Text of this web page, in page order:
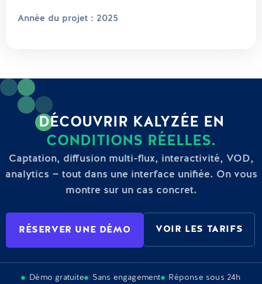
Année du projet : 2025
DÉCOUVRIR KALYZÉE EN
CONDITIONS RÉELLES.
Captation, diffusion multi-flux, interactivité, VOD,
analytics — tout dans une interface unifiée. On vous
montre sur un cas concret.
RÉSERVER UNE DÉMO VOIR LES TARIFS
Démo gratuite Sans engagement Réponse sous 24h